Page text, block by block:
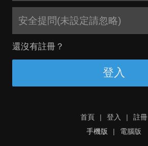
安全提問(未設定請忽略)
還沒有註冊？
登入
首頁 | 登入 |
註冊
手機版
| 電腦版